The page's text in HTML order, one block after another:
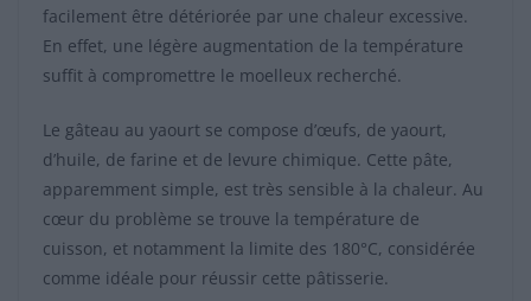
facilement être détériorée par une chaleur excessive.
En effet, une légère augmentation de la température
suffit à compromettre le moelleux recherché.
Le gâteau au yaourt se compose d’œufs, de yaourt,
d’huile, de farine et de levure chimique. Cette pâte,
apparemment simple, est très sensible à la chaleur. Au
cœur du problème se trouve la température de
cuisson, et notamment la limite des 180°C, considérée
comme idéale pour réussir cette pâtisserie.